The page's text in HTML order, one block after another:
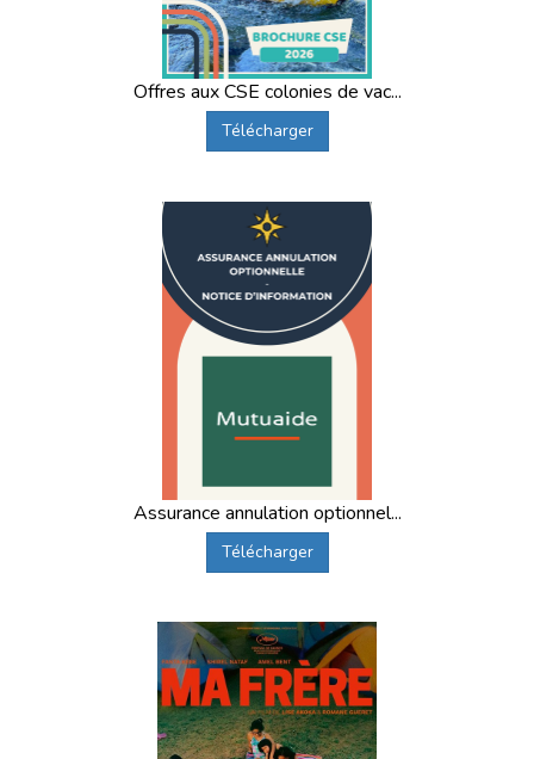
Offres aux CSE colonies de vac...
Télécharger
Assurance annulation optionnel...
Télécharger